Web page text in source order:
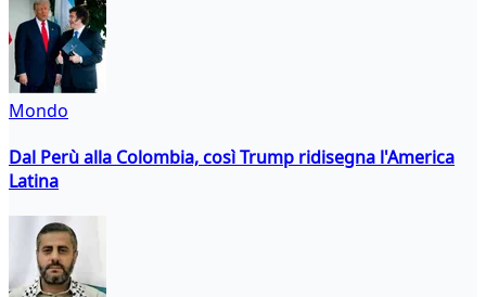
Mondo
Dal Perù alla Colombia, così Trump ridisegna l'America
Latina